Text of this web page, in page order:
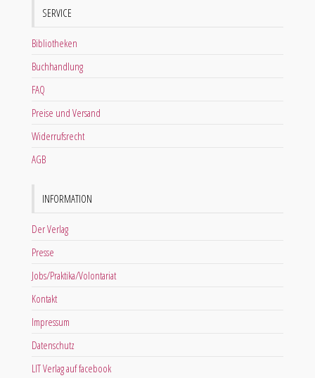
SERVICE
Bibliotheken
Buchhandlung
FAQ
Preise und Versand
Widerrufsrecht
AGB
INFORMATION
Der Verlag
Presse
Jobs/Praktika/Volontariat
Kontakt
Impressum
Datenschutz
LIT Verlag auf facebook